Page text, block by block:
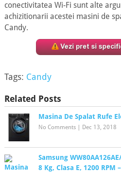
conectivitatea Wi-Fi sunt alte
achizitionarii acestei masini de
Candy.
Tags: Candy
Related Posts
Masina De Spalat Rufe
No Comments| Dec 13, 2018
Samsung
8 Kg, Clasa E, 1200 RPM